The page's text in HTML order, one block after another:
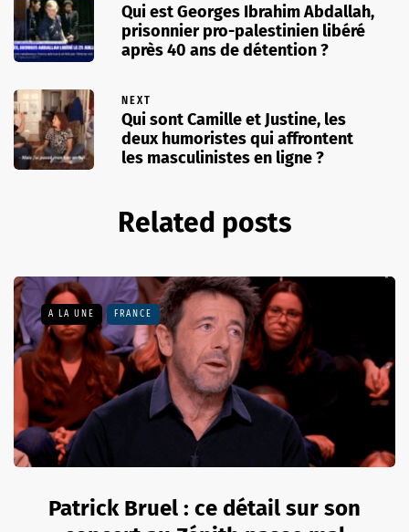
Qui est Georges Ibrahim Abdallah,
prisonnier pro-palestinien libéré
après 40 ans de détention ?
NEXT
Qui sont Camille et Justine, les
deux humoristes qui affrontent
les masculinistes en ligne ?
Related posts
A LA UNE FRANCE
Patrick Bruel : ce détail sur son